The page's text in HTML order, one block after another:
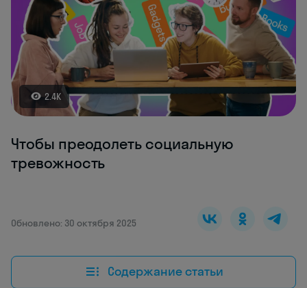
2.4K
Чтобы преодолеть социальную
тревожность
Обновлено: 30 октября 2025
Содержание статьи